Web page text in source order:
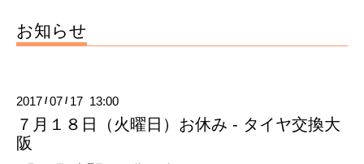
お知らせ
2017 /07 / 17 13:00
７月１８日（火曜日）お休み - タイヤ交換大
阪